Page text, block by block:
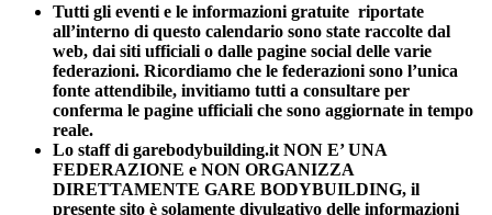
Tutti gli eventi e le informazioni gratuite riportate
all’interno di questo calendario sono state raccolte dal
web, dai siti ufficiali o dalle pagine social delle varie
federazioni. Ricordiamo che le federazioni sono l’unica
fonte attendibile, invitiamo tutti a consultare per
conferma le pagine ufficiali che sono aggiornate in tempo
reale.
Lo staff di garebodybuilding.it NON E’ UNA
FEDERAZIONE e NON ORGANIZZA
DIRETTAMENTE GARE BODYBUILDING, il
presente sito è solamente divulgativo delle informazioni